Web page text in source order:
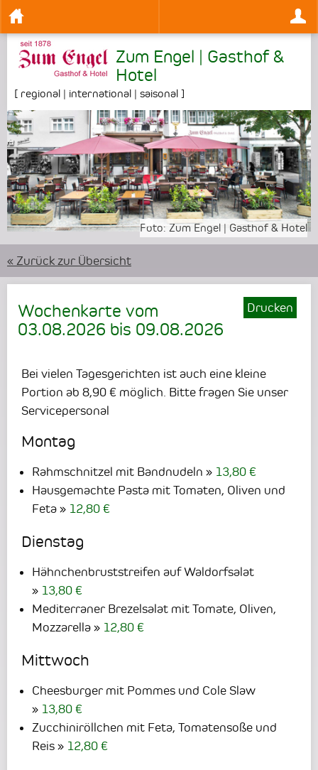
Zum Engel | Gasthof &
Hotel
[ regional | international | saisonal ]
Foto: Zum Engel | Gasthof & Hotel
Foto: Zum Engel | Gasthof & Hotel
••
« Zurück zur Übersicht
Drucken
Wochenkarte vom
03.08.2026 bis 09.08.2026
Bei vielen Tagesgerichten ist auch eine kleine
Portion ab 8,90 € möglich. Bitte fragen Sie unser
Servicepersonal
Montag
Rahmschnitzel mit Bandnudeln
13,80 €
Hausgemachte Pasta mit Tomaten, Oliven und
Feta
12,80 €
Dienstag
Hähnchenbruststreifen auf Waldorfsalat
13,80 €
Mediterraner Brezelsalat mit Tomate, Oliven,
Mozzarella
12,80 €
Mittwoch
Cheesburger mit Pommes und Cole Slaw
13,80 €
Zucchiniröllchen mit Feta, Tomatensoße und
Reis
12,80 €